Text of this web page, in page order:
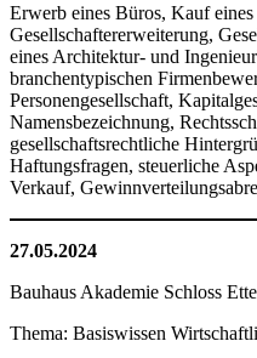
Erwerb eines Büros, Kauf eines
Gesellschaftererweiterung,
eines Architektur- und
branchentypischen
Personengesellschaft,
Namensbezeichnung,
gesellschaftsrechtliche
Haftungsfragen, steuerliche
Verkauf,
27.05.2024
Bauhaus Akademie Schloss
Thema: Basiswissen